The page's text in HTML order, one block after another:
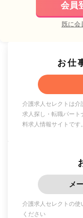
会員
既に会
お仕
介護求人セレクトは介
求人探し・転職パート
料求人情報サイトです。
メ
介護求人セレクトの使
ください